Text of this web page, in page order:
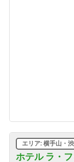
ホテル ラ・
エリア: 横手山・